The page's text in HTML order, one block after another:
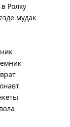
Ролку
мудак